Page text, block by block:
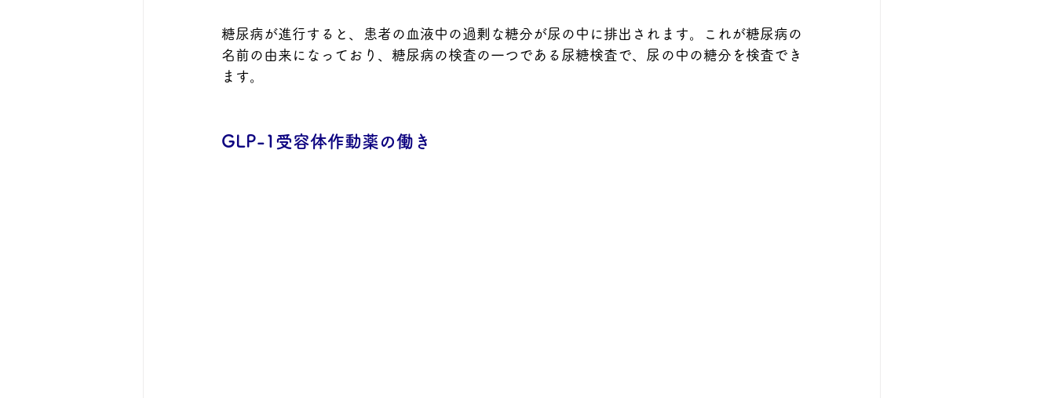
糖尿病が進行すると、患者の血液中の過剰な糖分が尿の中に排出されます。これが糖尿病の
名前の由来になっており、糖尿病の検査の一つである尿糖検査で、尿の中の糖分を検査でき
ます。
GLP-1受容体作動薬の働き